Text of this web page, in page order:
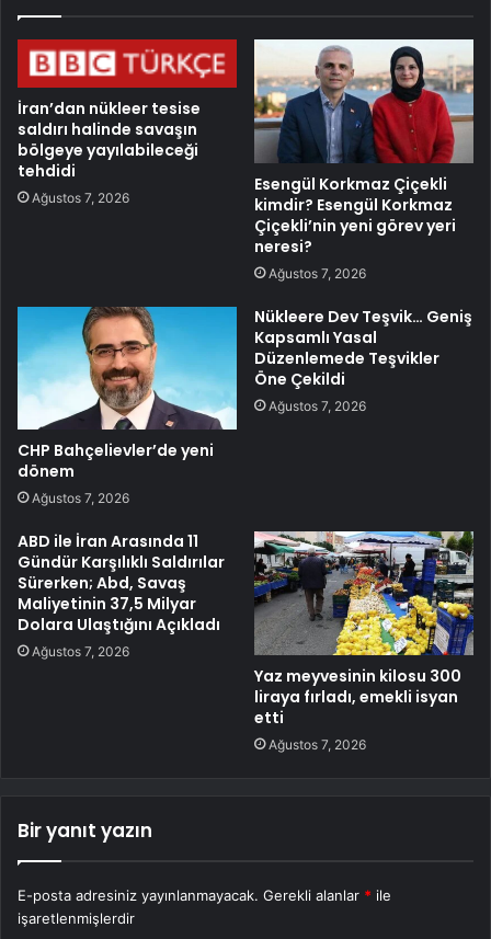
İran’dan nükleer tesise
saldırı halinde savaşın
bölgeye yayılabileceği
tehdidi
Ağustos 7, 2026
Esengül Korkmaz Çiçekli
kimdir? Esengül Korkmaz
Çiçekli’nin yeni görev yeri
neresi?
Ağustos 7, 2026
CHP Bahçelievler’de yeni
dönem
Ağustos 7, 2026
Nükleere Dev Teşvik… Geniş
Kapsamlı Yasal
Düzenlemede Teşvikler
Öne Çekildi
Ağustos 7, 2026
ABD ile İran Arasında 11
Gündür Karşılıklı Saldırılar
Sürerken; Abd, Savaş
Maliyetinin 37,5 Milyar
Dolara Ulaştığını Açıkladı
Ağustos 7, 2026
Yaz meyvesinin kilosu 300
liraya fırladı, emekli isyan
etti
Ağustos 7, 2026
Bir yanıt yazın
E-posta adresiniz yayınlanmayacak. Gerekli alanlar * ile
işaretlenmişlerdir